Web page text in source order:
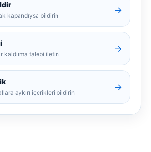
kapandıysa bildirin
→
kaldırma talebi iletin
→
aykırı içerikleri bildirin
→